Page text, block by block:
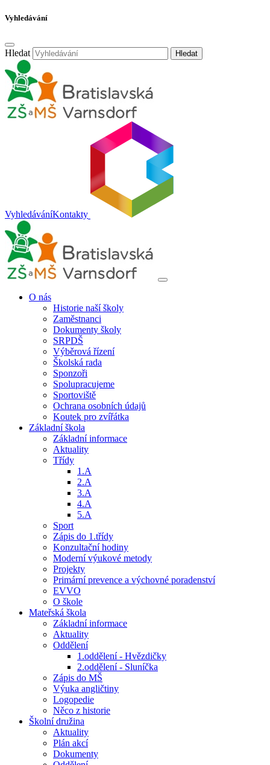
Vyhledávání
Hledat Hledat
VyhledáváníKontakty
O nás
Historie naší školy
Zaměstnanci
Dokumenty školy
SRPDŠ
Výběrová řízení
Školská rada
Sponzoři
Spolupracujeme
Sportoviště
Ochrana osobních údajů
Koutek pro zvířátka
Základní škola
Základní informace
Aktuality
Třídy
1.A
2.A
3.A
4.A
5.A
Sport
Zápis do 1.třídy
Konzultační hodiny
Moderní výukové metody
Projekty
Primární prevence a výchovné poradenství
EVVO
O škole
Mateřská škola
Základní informace
Aktuality
Oddělení
1.oddělení - Hvězdičky
2.oddělení - Sluníčka
Zápis do MŠ
Výuka angličtiny
Logopedie
Něco z historie
Školní družina
Aktuality
Plán akcí
Dokumenty